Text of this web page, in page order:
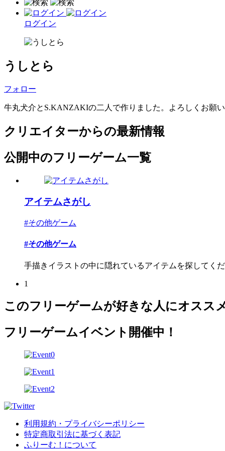
ログイン
うしとら
フォロー
牛丸犬介とS.KANZAKIの二人で作りました。よろしくお願い
クリエイターからの最新情報
公開中のフリーゲーム一覧
アイテムさがし
#その他ゲーム
#その他ゲーム
手描きイラストの中に隠れているアイテムを探してく
1
このフリーゲームが好きな人にオスス
フリーゲームイベント開催中！
利用規約・プライバシーポリシー
特定商取引法に基づく表記
ふりーむ！について